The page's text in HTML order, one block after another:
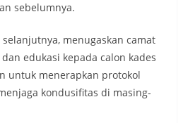
sebelumnya.
menugaskan camat
edukasi kepada calon kades
untuk menerapkan protokol
kondusifitas di masing-